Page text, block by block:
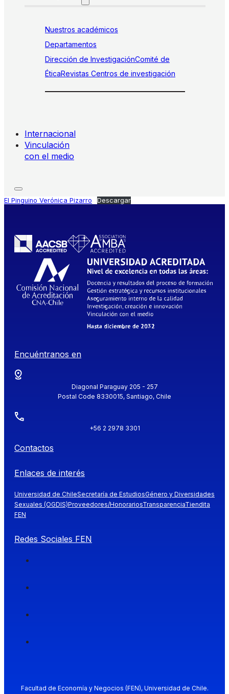
Nuestros académicos
Departamentos
Dirección de InvestigaciónComité de
ÉticaRevistas Centros de investigación
Internacional
Vinculación
con el medio
El Pinguino Verónica Pizarro Descargar
Encuéntranos en
Diagonal Paraguay 205 - 257
Postal Code 8330015, Santiago, Chile
+56 2 2978 3301
Contactos
Enlaces de interés
Universidad de ChileSecretaría de EstudiosGénero y Diversidades
Sexuales (OGDIS)Proveedores/HonorariosTransparenciaTiendita
FEN
Redes Sociales FEN
Facultad de Economía y Negocios (FEN), Universidad de Chile.